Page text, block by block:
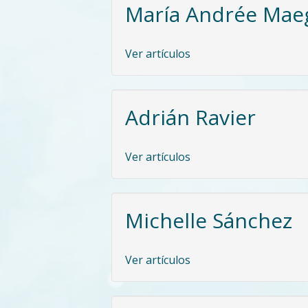
María Andrée
Ver artículos
Adrián Ravier
Ver artículos
Michelle Sánchez
Ver artículos